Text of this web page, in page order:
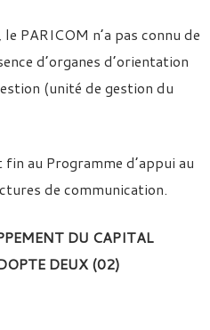
PARICOM n’a pas connu de
d’organes d’orientation
(unité de gestion du
au Programme d’appui au
de communication.
DU CAPITAL
DEUX (02)